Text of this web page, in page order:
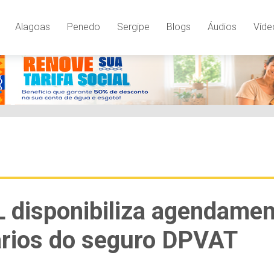
Alagoas Penedo Sergipe Blogs Áudios
disponibiliza
do seguro DPVAT